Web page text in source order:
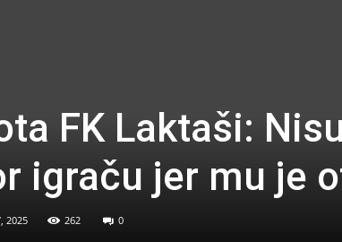
FK Laktaši:
igraču jer mu je
2025 262 0